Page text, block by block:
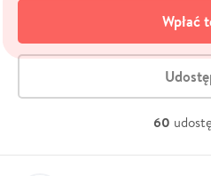
Wpłać
60